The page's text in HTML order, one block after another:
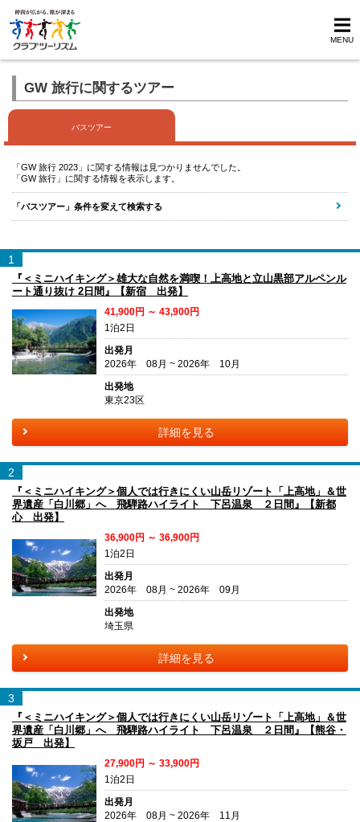
MENU
GW 旅行に関するツアー
バスツアー
「GW 旅行 2023」に関する情報は見つかりませんでした。
「GW 旅行」に関する情報を表示します。
「バスツアー」条件を変えて検索する
1
『＜ミニハイキング＞雄大な自然を満喫！上高地と立山黒部アルペンル
ート通り抜け 2日間』【新宿 出発】
41,900円 ～ 43,900円
1泊2日
出発月
2026年 08月 ~ 2026年 10月
出発地
東京23区
詳細を見る
2
『＜ミニハイキング＞個人では行きにくい山岳リゾート「上高地」＆世
界遺産「白川郷」へ 飛騨路ハイライト 下呂温泉 ２日間』【新都
心 出発】
36,900円 ～ 36,900円
1泊2日
出発月
2026年 08月 ~ 2026年 09月
出発地
埼玉県
詳細を見る
3
『＜ミニハイキング＞個人では行きにくい山岳リゾート「上高地」＆世
界遺産「白川郷」へ 飛騨路ハイライト 下呂温泉 ２日間』【熊谷・
坂戸 出発】
27,900円 ～ 33,900円
1泊2日
出発月
2026年 08月 ~ 2026年 11月